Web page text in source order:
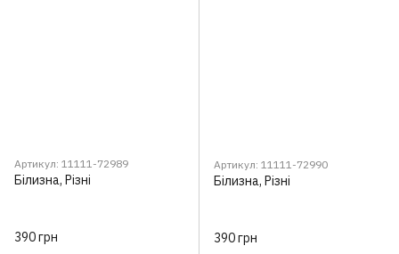
Артикул: 11111-72989
Білизна, Різні
390 грн
Артикул: 11111-72990
Білизна, Різні
390 грн